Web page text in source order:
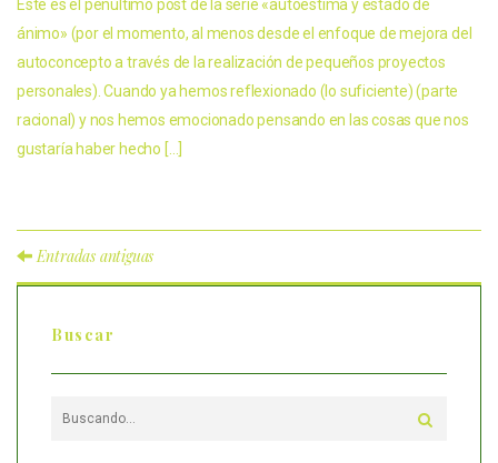
Este es el penúltimo post de la serie «autoestima y estado de
ánimo» (por el momento, al menos desde el enfoque de mejora del
autoconcepto a través de la realización de pequeños proyectos
personales). Cuando ya hemos reflexionado (lo suficiente) (parte
racional) y nos hemos emocionado pensando en las cosas que nos
gustaría haber hecho […]
Entradas antiguas
Buscar